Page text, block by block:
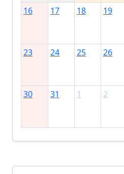
16 17 18 19
23 24 25 26
30 31 1 2